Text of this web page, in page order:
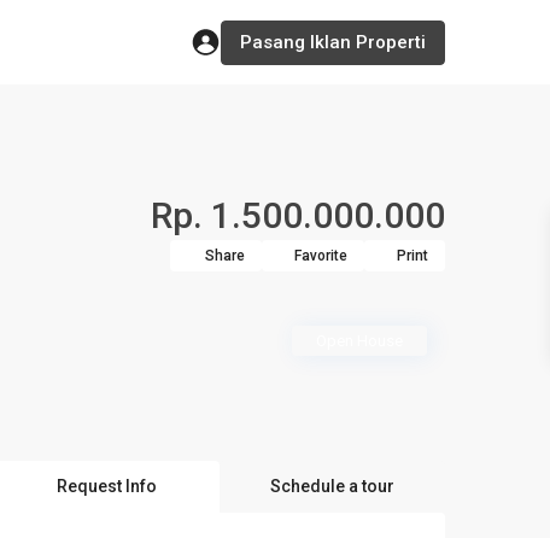
Pasang Iklan Properti
Rp. 1.500.000.000
Share Favorite Print
Request Info Schedule a tour